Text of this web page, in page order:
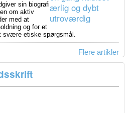
sin biografi
om aktiv
med at
og for et
svære etiske spørgsmål.
Flere artikler